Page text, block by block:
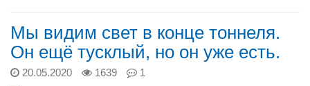
Мы видим свет в конце тоннеля.
Он ещё тусклый, но он уже есть.
20.05.2020 1639 1